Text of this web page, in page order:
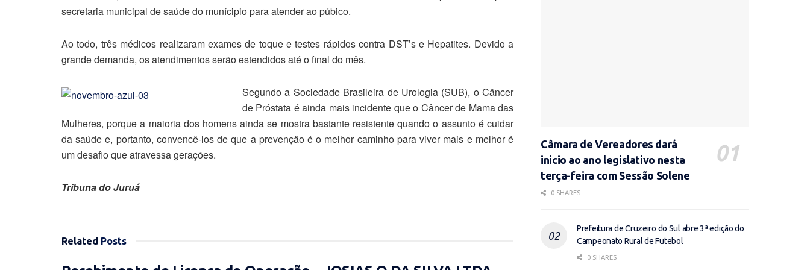
secretaria municipal de saúde do munícipio para atender ao púbico.
Ao todo, três médicos realizaram exames de toque e testes rápidos contra DST’s e Hepatites. Devido a
grande demanda, os atendimentos serão estendidos até o final do mês.
Segundo a Sociedade Brasileira de Urologia (SUB), o Câncer
de Próstata é ainda mais incidente que o Câncer de Mama das
Mulheres, porque a maioria dos homens ainda se mostra bastante resistente quando o assunto é cuidar
da saúde e, portanto, convencê-los de que a prevenção é o melhor caminho para viver mais e melhor é
um desafio que atravessa gerações.
Tribuna do Juruá
Related Posts
Câmara de Vereadores dará
inicio ao ano legislativo nesta
terça-feira com Sessão Solene
0 SHARES
Prefeitura de Cruzeiro do Sul abre 3ª edição do
Campeonato Rural de Futebol
0 SHARES